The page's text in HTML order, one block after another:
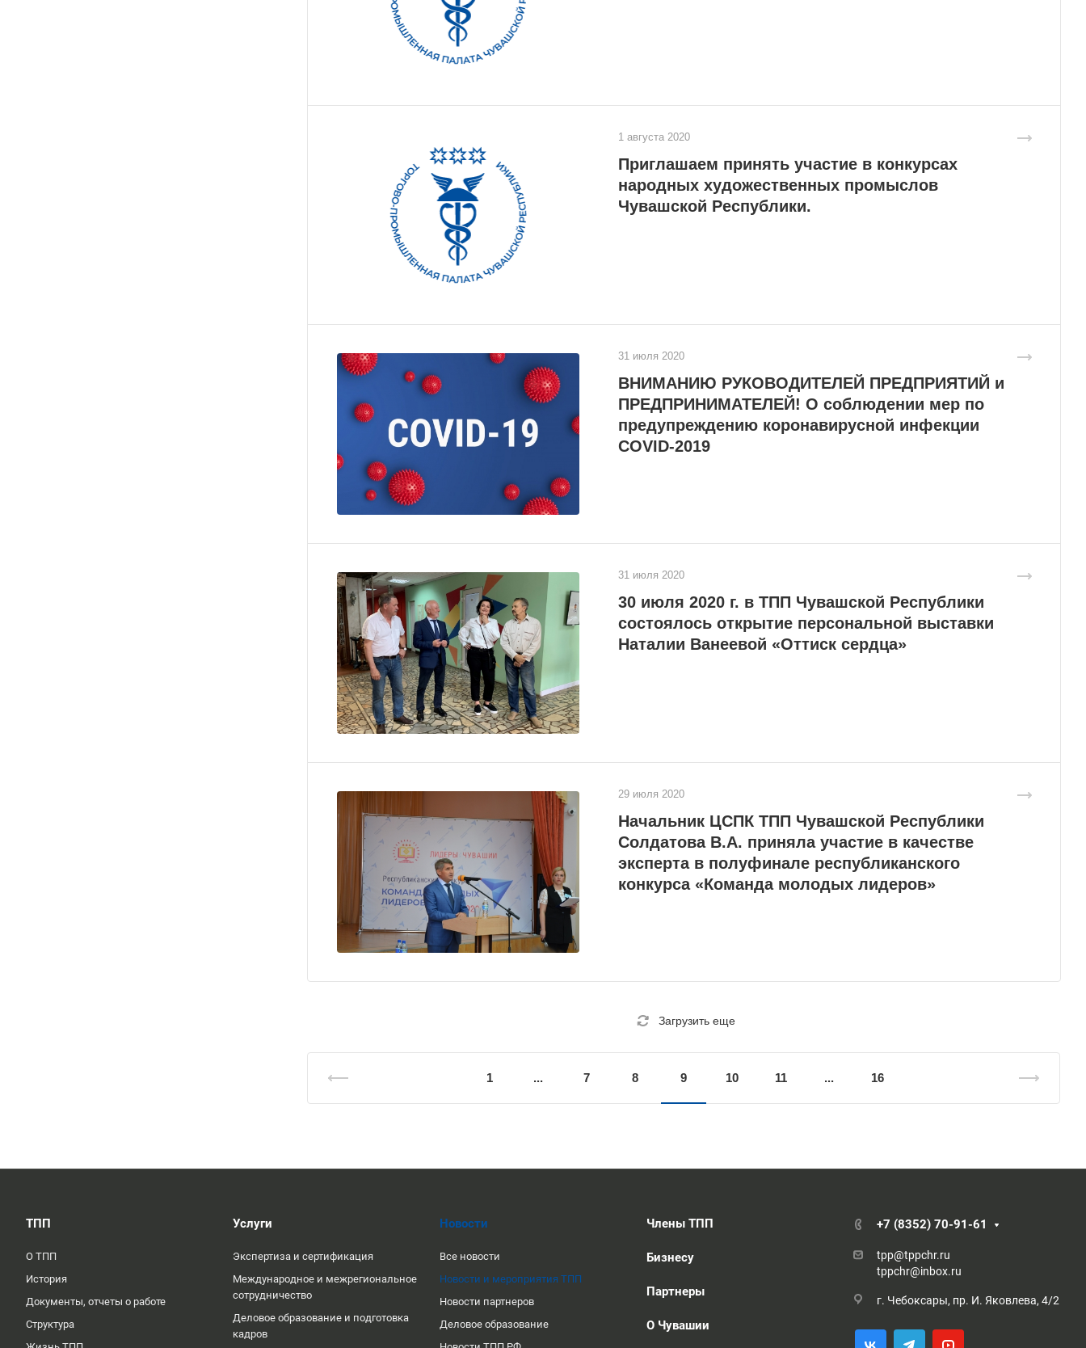
1 августа 2020
Приглашаем принять участие в конкурсах
народных художественных промыслов
Чувашской Республики.
31 июля 2020
ВНИМАНИЮ РУКОВОДИТЕЛЕЙ ПРЕДПРИЯТИЙ и
ПРЕДПРИНИМАТЕЛЕЙ! О соблюдении мер по
предупреждению коронавирусной инфекции
COVID-2019
31 июля 2020
30 июля 2020 г. в ТПП Чувашской Республики
состоялось открытие персональной выставки
Наталии Ванеевой «Оттиск сердца»
29 июля 2020
Начальник ЦСПК ТПП Чувашской Республики
Солдатова В.А. приняла участие в качестве
эксперта в полуфинале республиканского
конкурса «Команда молодых лидеров»
Загрузить еще
1 ... 7 8 9 10 11 ... 16
ТПП
О ТПП
История
Документы, отчеты о работе
Структура
Услуги
Экспертиза и сертификация
Международное и межрегиональное
сотрудничество
Деловое образование и подготовка
кадров
Новости
Все новости
Новости и мероприятия ТПП
Новости партнеров
Деловое образование
Члены ТПП
Бизнесу
Партнеры
О Чувашии
+7 (8352) 70-91-61
tpp@tppchr.ru
tppchr@inbox.ru
г. Чебоксары, пр. И. Яковлева, 4/2